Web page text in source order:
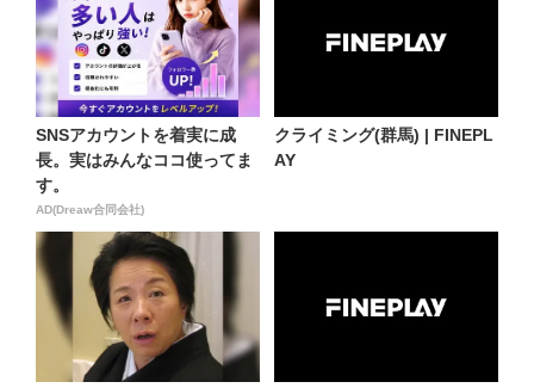
SNSアカウントを着実に成
長。実はみんなココ使ってま
す。
AD(Dreaw合同会社)
クライミング(群馬) | FINEPL
AY